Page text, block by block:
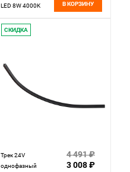
LED 8W 4000K
206447 черный
В КОРЗИНУ
СКИДКА
Трек 24V
однофазный
4 491 ₽
3 008 ₽